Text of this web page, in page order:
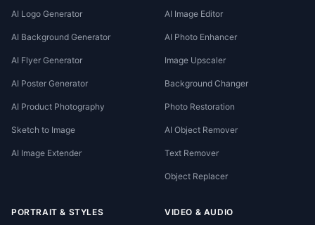
AI Logo Generator
AI Background Generator
AI Flyer Generator
AI Poster Generator
AI Product Photography
Sketch to Image
AI Image Extender
AI Image Editor
AI Photo Enhancer
Image Upscaler
Background Changer
Photo Restoration
AI Object Remover
Text Remover
Object Replacer
PORTRAIT & STYLES VIDEO & AUDIO